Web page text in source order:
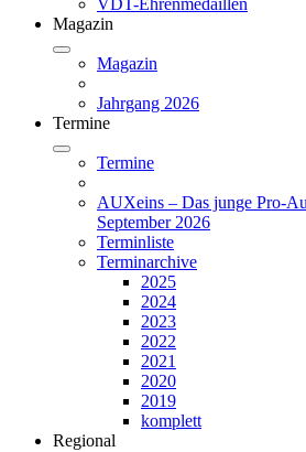
VDT-Ehrenmedaillen
Magazin
Magazin
Jahrgang 2026
Termine
Termine
AUXeins – Das junge Pro-
September 2026
Terminliste
Terminarchive
2025
2024
2023
2022
2021
2020
2019
komplett
Regional